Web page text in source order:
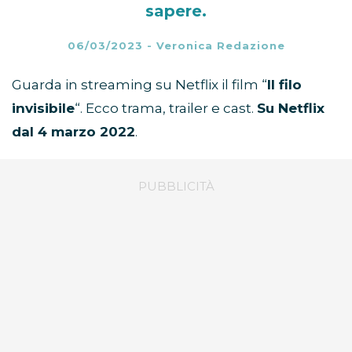
sapere.
06/03/2023 - Veronica Redazione
Guarda in streaming su Netflix il film “Il filo
invisibile“. Ecco trama, trailer e cast. Su Netflix
dal 4 marzo 2022.